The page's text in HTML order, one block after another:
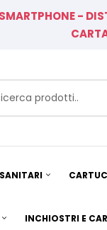
-
INCHIOSTRI E